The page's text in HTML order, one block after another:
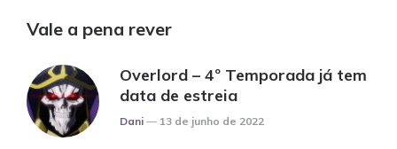
Vale a pena rever
Overlord – 4º Temporada já tem
data de estreia
Posted
Dani 13 de junho de 2022